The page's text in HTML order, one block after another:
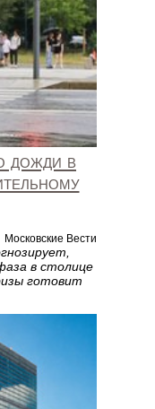
дожди в
Московские Вести
в столице
готовит